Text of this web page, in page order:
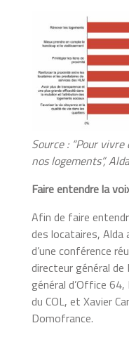
Source : “Pour
nos logements”,
Faire entendre la
Afin de faire
des locataires,
d’une conférence
directeur général
général d’Office
du COL, et Xavier
Domofrance.